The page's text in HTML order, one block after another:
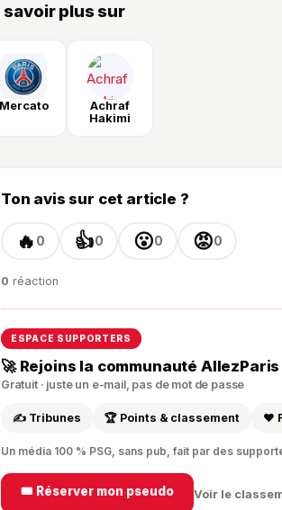
savoir plus sur
Mercato
Achraf
Hakimi
Ton avis sur cet article ?
🔥 0 👍0 😮0 😡0
0 réaction
ESPACE SUPPORTERS
🚀 Rejoins la communauté AllezParis
Gratuit · juste un e-mail, pas de mot de passe
✍️ Tribunes 🏆 Points & classement ❤️
Un média 100 % PSG, sans pub, fait par des
🎟️ Réserver mon pseudo Voir le